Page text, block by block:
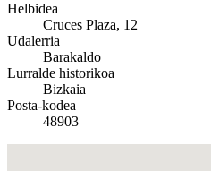
Helbidea
Cruces Plaza, 12
Udalerria
Barakaldo
Lurralde historikoa
Bizkaia
Posta-kodea
48903